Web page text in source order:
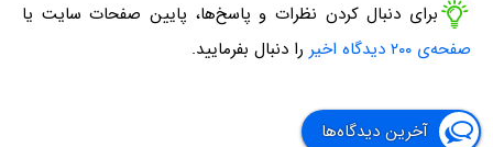
برای دنبال کردن نظرات و پاسخ‌ها، پایین صفحات سایت یا
صفحه‌ی ۲۰۰ دیدگاه اخیر
را دنبال بفرمایید.
آخرین دیدگاه‌ها